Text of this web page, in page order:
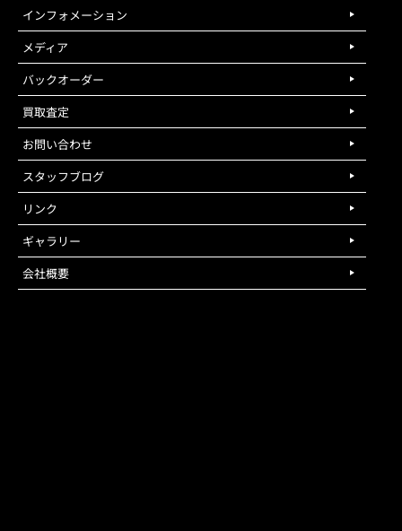
インフォメーション
メディア
バックオーダー
買取査定
お問い合わせ
スタッフブログ
リンク
ギャラリー
会社概要